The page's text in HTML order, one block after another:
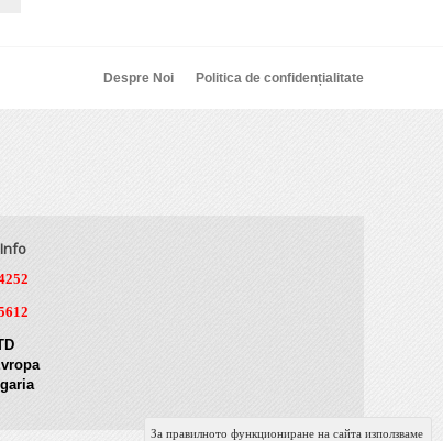
Despre Noi Politica de confidențialitate
За правилното функциониране на сайта използваме